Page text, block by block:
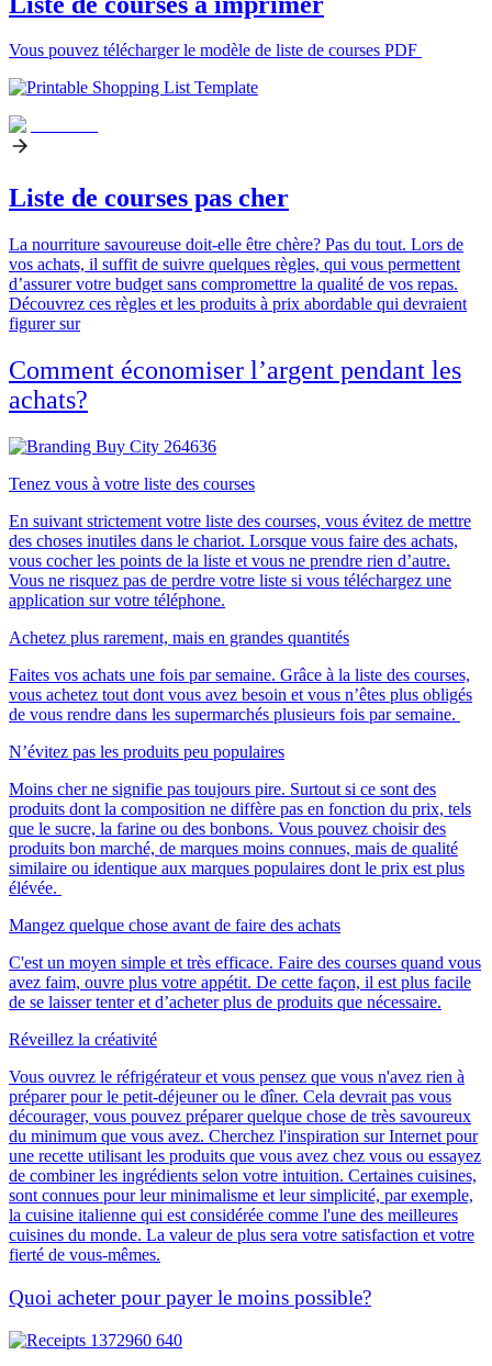
Vous pouvez télécharger le modèle de liste de courses PDF
Liste de courses pas cher
La nourriture savoureuse doit-elle être chère? Pas du tout. Lors de
vos achats, il suffit de suivre quelques règles, qui vous permettent
d’assurer votre budget sans compromettre la qualité de vos repas.
Découvrez ces règles et les produits à prix abordable qui devraient
figurer sur
Comment économiser l’argent pendant les
achats?
Tenez vous à votre liste des courses
En suivant strictement votre liste des courses, vous évitez de mettre
des choses inutiles dans le chariot. Lorsque vous faire des achats,
vous cocher les points de la liste et vous ne prendre rien d’autre.
Vous ne risquez pas de perdre votre liste si vous téléchargez une
application sur votre téléphone.
Achetez plus rarement, mais en grandes quantités
Faites vos achats une fois par semaine. Grâce à la liste des courses,
vous achetez tout dont vous avez besoin et vous n’êtes plus obligés
de vous rendre dans les supermarchés plusieurs fois par semaine.
N’évitez pas les produits peu populaires
Moins cher ne signifie pas toujours pire. Surtout si ce sont des
produits dont la composition ne diffère pas en fonction du prix, tels
que le sucre, la farine ou des bonbons. Vous pouvez choisir des
produits bon marché, de marques moins connues, mais de qualité
similaire ou identique aux marques populaires dont le prix est plus
élévée.
Mangez quelque chose avant de faire des achats
C'est un moyen simple et très efficace. Faire des courses quand vous
avez faim, ouvre plus votre appétit. De cette façon, il est plus facile
de se laisser tenter et d’acheter plus de produits que nécessaire.
Réveillez la créativité
Vous ouvrez le réfrigérateur et vous pensez que vous n'avez rien à
préparer pour le petit-déjeuner ou le dîner. Cela devrait pas vous
décourager, vous pouvez préparer quelque chose de très savoureux
du minimum que vous avez. Cherchez l'inspiration sur Internet pour
une recette utilisant les produits que vous avez chez vous ou essayez
de combiner les ingrédients selon votre intuition. Certaines cuisines,
sont connues pour leur minimalisme et leur simplicité, par exemple,
la cuisine italienne qui est considérée comme l'une des meilleures
cuisines du monde. La valeur de plus sera votre satisfaction et votre
fierté de vous-mêmes.
Quoi acheter pour payer le moins possible?